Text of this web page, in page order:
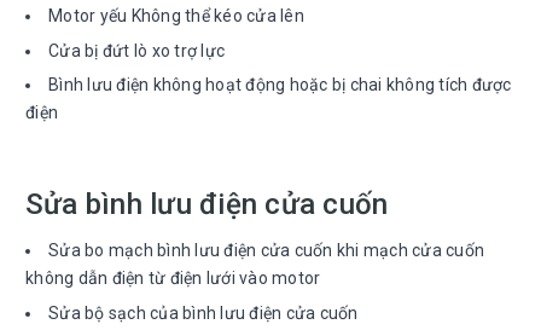
Motor yếu Không thể kéo cửa lên
Cửa bị đứt lò xo trợ lực
Bình lưu điện không hoạt động hoặc bị chai không tích được
điện
Sửa bình lưu điện cửa cuốn
Sửa bo mạch bình lưu điện cửa cuốn khi mạch cửa cuốn
không dẫn điện từ điện lưới vào motor
Sửa bộ sạch của bình lưu điện cửa cuốn